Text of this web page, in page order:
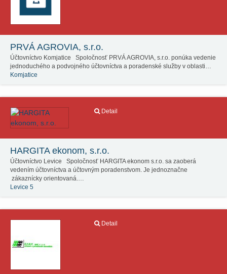
PRVÁ AGROVIA, s.r.o.
Účtovníctvo Komjatice Spoločnosť PRVÁ AGROVIA, s.r.o. ponúka vedenie
jednoduchého a podvojného účtovníctva a poradenské služby v oblasti…
Komjatice
Detail
HARGITA ekonom, s.r.o.
Účtovníctvo Levice Spoločnosť HARGITA ekonom s.r.o. sa zaoberá
vedením účtovníctva a účtovným poradenstvom. Je jednoznačne
zákaznícky orientovaná.…
Levice 5
Detail